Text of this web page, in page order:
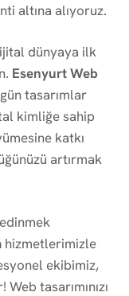
altına alıyoruz.
dünyaya ilk
Esenyurt Web
tasarımlar
kimliğe sahip
katkı
artırmak
hizmetlerimizle
ekibimiz,
tasarımınızı